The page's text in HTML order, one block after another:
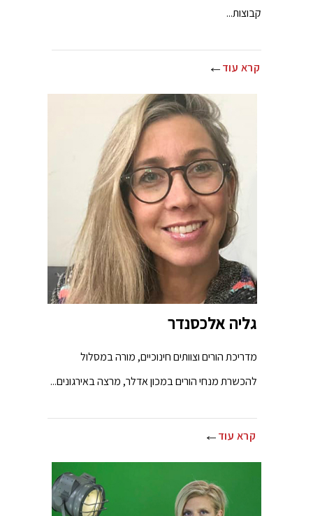
קבוצות...
קרא עוד
גליה אלכסנדר
מדריכת הורים וצוותים חינוכיים, מורה במסלול
להכשרת מנחי הורים במכון אדלר, מרצה באירגונים...
קרא עוד